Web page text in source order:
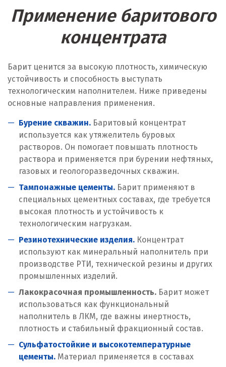
Мегион
Медведевка
Мытищи
Набарежные Челны
Надым
Наро-Фоминск
Невьянск
Нефтеюганск
Нижний Новгород
Нижний Тагил
Новгород
Новокоалиновый
Новороссийск
Применение баритового
концентрата
Барит ценится за высокую плотность, химическую
устойчивость и способность выступать
технологическим наполнителем. Ниже приведены
основные направления применения.
Бурение скважин. Баритовый концентрат
используется как утяжелитель буровых
растворов. Он помогает повышать плотность
раствора и применяется при бурении нефтяных,
газовых и геологоразведочных скважин.
Тампонажные цементы. Барит применяют в
специальных цементных составах, где требуется
высокая плотность и устойчивость к
технологическим нагрузкам.
Резинотехнические изделия. Концентрат
используют как минеральный наполнитель при
производстве РТИ, технической резины и других
промышленных изделий.
Лакокрасочная промышленность. Барит может
использоваться как функциональный
наполнитель в ЛКМ, где важны инертность,
плотность и стабильный фракционный состав.
Сульфатостойкие и высокотемпературные
цементы. Материал применяется в составах